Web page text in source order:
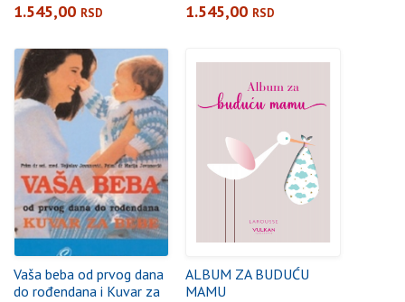
1.545,00 RSD 1.545,00 RSD
Vaša beba od prvog dana
do rođendana i Kuvar za
ALBUM ZA BUDUĆU
MAMU